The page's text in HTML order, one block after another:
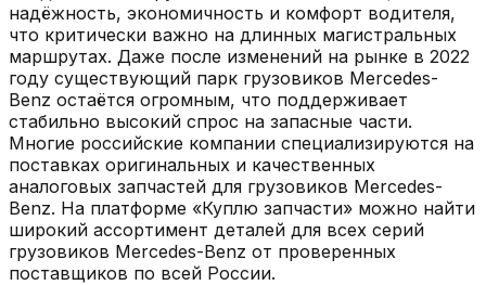
надёжность, экономичность и комфорт водителя,
что критически важно на длинных магистральных
маршрутах. Даже после изменений на рынке в 2022
году существующий парк грузовиков Mercedes-
Benz остаётся огромным, что поддерживает
стабильно высокий спрос на запасные части.
Многие российские компании специализируются на
поставках оригинальных и качественных
аналоговых запчастей для грузовиков Mercedes-
Benz. На платформе «Куплю запчасти» можно найти
широкий ассортимент деталей для всех серий
грузовиков Mercedes-Benz от проверенных
поставщиков по всей России.